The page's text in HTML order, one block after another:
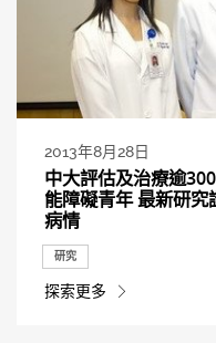
2013年8月28日
中大評估及治療逾
能障礙青年 最新研
病情
研究
探索更多